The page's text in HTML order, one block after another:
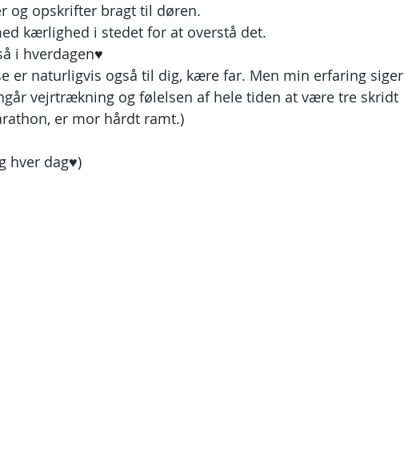
og opskrifter bragt til døren.
kærlighed i stedet for at overstå det.
i hverdagen♥️
er naturligvis også til dig, kære far. Men min erfaring siger
vejrtrækning og følelsen af hele tiden at være tre skridt
er mor hårdt ramt.)
hver dag♥️)